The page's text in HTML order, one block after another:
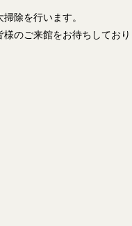
除を行います。
のご来館をお待ちしてお